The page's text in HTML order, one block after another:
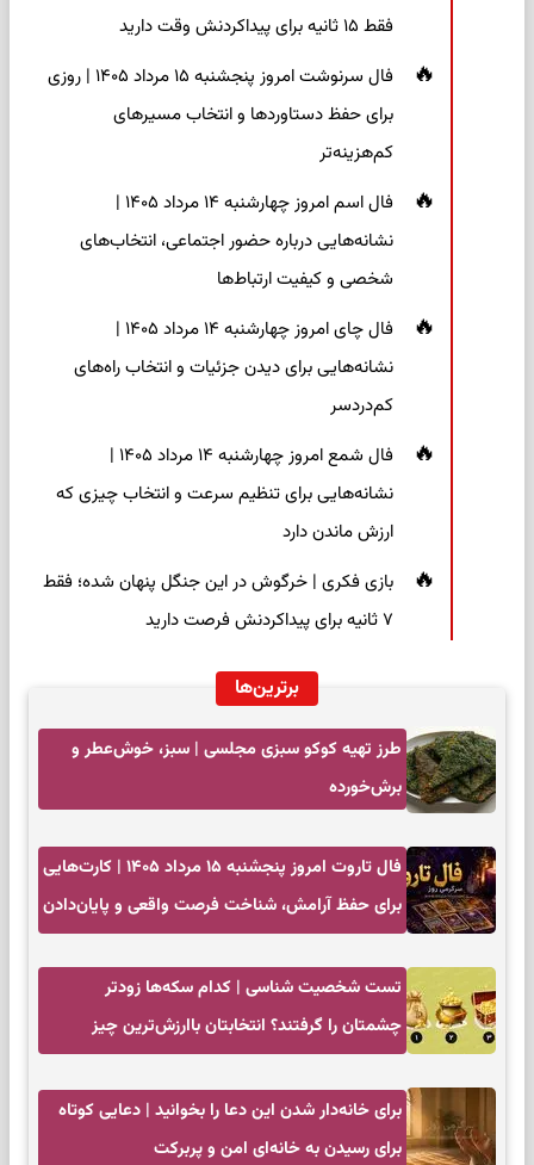
فقط ۱۵ ثانیه برای پیداکردنش وقت دارید
فال سرنوشت امروز پنجشنبه ۱۵ مرداد ۱۴۰۵ | روزی
برای حفظ دستاوردها و انتخاب مسیرهای
کم‌هزینه‌تر
فال اسم امروز چهارشنبه ۱۴ مرداد ۱۴۰۵ |
نشانه‌هایی درباره حضور اجتماعی، انتخاب‌های
شخصی و کیفیت ارتباط‌ها
فال چای امروز چهارشنبه ۱۴ مرداد ۱۴۰۵ |
نشانه‌هایی برای دیدن جزئیات و انتخاب راه‌های
کم‌دردسر
فال شمع امروز چهارشنبه ۱۴ مرداد ۱۴۰۵ |
نشانه‌هایی برای تنظیم سرعت و انتخاب چیزی که
ارزش ماندن دارد
بازی فکری | خرگوش در این جنگل پنهان شده؛ فقط
۷ ثانیه برای پیداکردنش فرصت دارید
برترین‌ها
طرز تهیه کوکو سبزی مجلسی | سبز، خوش‌عطر و
برش‌خورده
فال تاروت امروز پنجشنبه ۱۵ مرداد ۱۴۰۵ | کارت‌هایی
برای حفظ آرامش، شناخت فرصت واقعی و پایان‌دادن
تست شخصیت شناسی | کدام سکه‌ها زودتر
چشمتان را گرفتند؟ انتخابتان باارزش‌ترین چیز
برای خانه‌دار شدن این دعا را بخوانید | دعایی کوتاه
برای رسیدن به خانه‌ای امن و پربرکت